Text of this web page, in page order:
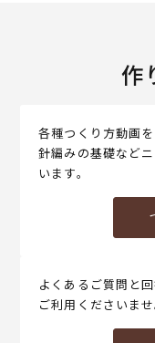
作
各種つくり方動画
針編みの基礎など
います。
よくあるご質問と
ご利用くださいませ